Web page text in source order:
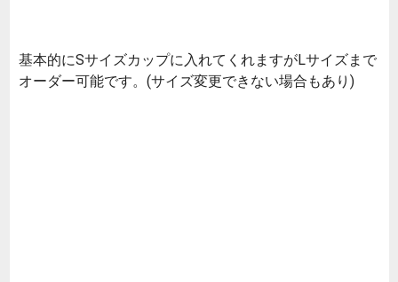
基本的にSサイズカップに入れてくれますがLサイズまで
オーダー可能です。(サイズ変更できない場合もあり)